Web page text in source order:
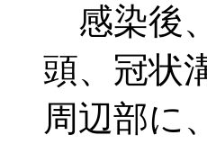
感染後
頭、冠状
周辺部に